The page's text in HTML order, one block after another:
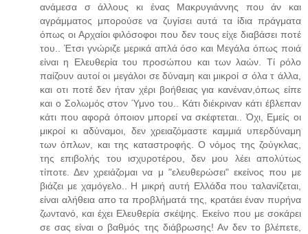
ανάμεσα σ άλλους κι ένας Μακρυγιάννης που άν και
αγράμματος μπορούσε να ζυγίσει αυτά τα ίδια πράγματα
όπως οι Αρχαίοι φιλόσοφοι που δεν τους είχε διαβάσει ποτέ
του.. Έτσι γνώριζε μερικά απλά όσο και Μεγάλα όπως ποιά
είναι η Ελευθερία του προσώπου και των λαών. Τί ρόλο
παίζουν αυτοί οι μεγάλοι σε δύναμη και μικροί σ όλα τ άλλα,
και οτι ποτέ δεν ήταν χέρι βοήθειας για κανέναν,όπως είπε
και ο Σολωμός στον Ύμνο του.. Κάτι διέκριναν κάτι έβλεπαν
κάτι που αφορά όποιον μπορεί να σκέφτεται.. Όχι, Εμείς οι
μικροί κι αδύναμοι, δεν χρειαζόμαστε καμμιά υπερδύναμη
των όπλων, και της καταστροφής. Ο νόμος της ζούγκλας,
της επιβολής του ισχυροτέρου, δεν μου λέει απολύτως
τίποτε. Δεν χρειάζομαι να μ "ελευθερώσει" εκείνος που με
βιάζει με χαμόγελο.. Η μικρή αυτή Ελλάδα που ταλανίζεται,
είναι αλήθεια απο τα προβλήματά της, κρατάει έναν πυρήνα
ζωντανό, και έχει Ελευθερία σκέψης. Εκείνο που με σοκάρει
σε σας είναι ο βαθμός της διάβρωσης! Αν δεν το βλέπετε,